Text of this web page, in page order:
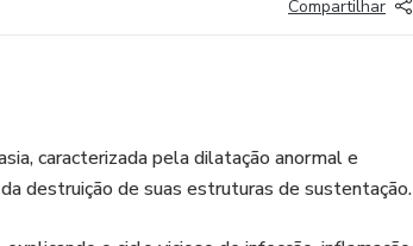
Compartilhar
caracterizada pela dilatação anormal e
destruição de suas estruturas de sustentação.